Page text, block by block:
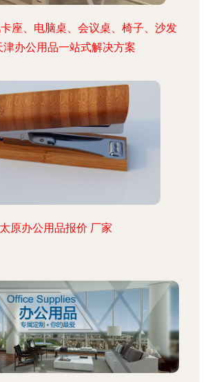
座、电脑桌、会议桌、椅子、沙发
办公用品一站式解决方案
太原办公用品报价 厂家